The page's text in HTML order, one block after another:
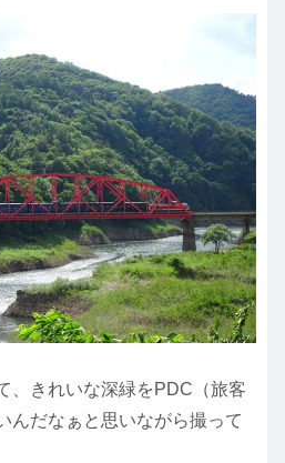
、きれいな深緑をPDC（旅客
んだなぁと思いながら撮って